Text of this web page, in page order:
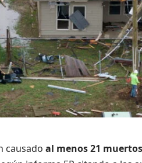
causado al menos 21